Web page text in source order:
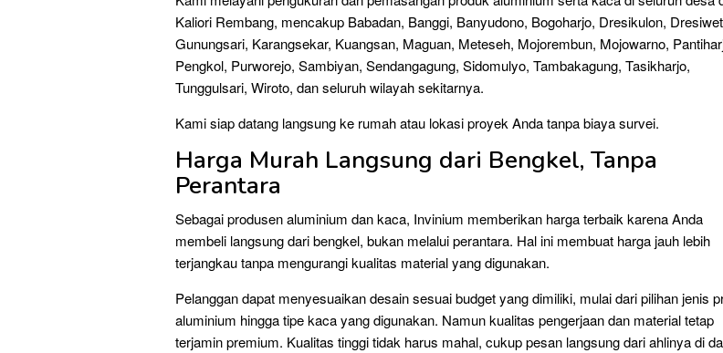
Kaliori Rembang, mencakup Babadan, Banggi, Banyudono, Bogoharjo, Dresikulon,
Gunungsari, Karangsekar, Kuangsan, Maguan, Meteseh, Mojorembun, Mojowarno,
Pengkol, Purworejo, Sambiyan, Sendangagung, Sidomulyo, Tambakagung, Tasikharjo,
Tunggulsari, Wiroto, dan seluruh wilayah sekitarnya.
Kami siap datang langsung ke rumah atau lokasi proyek Anda tanpa biaya survei.
Harga Murah Langsung dari Bengkel, Tanpa
Perantara
Sebagai produsen aluminium dan kaca, Invinium memberikan harga terbaik karena Anda
membeli langsung dari bengkel, bukan melalui perantara. Hal ini membuat harga jauh lebih
terjangkau tanpa mengurangi kualitas material yang digunakan.
Pelanggan dapat menyesuaikan desain sesuai budget yang dimiliki, mulai dari pilihan jenis
aluminium hingga tipe kaca yang digunakan. Namun kualitas pengerjaan dan material tetap
terjamin premium. Kualitas tinggi tidak harus mahal, cukup pesan langsung dari ahlinya di